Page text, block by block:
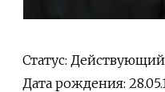
Статус: Действующий
Дата рождения: